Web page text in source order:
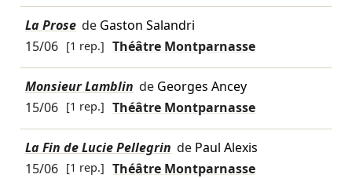
La Prose de Gaston Salandri
15/06 [1 rep.] Théâtre Montparnasse
Monsieur Lamblin de Georges Ancey
15/06 [1 rep.] Théâtre Montparnasse
La Fin de Lucie Pellegrin de Paul Alexis
15/06 [1 rep.] Théâtre Montparnasse